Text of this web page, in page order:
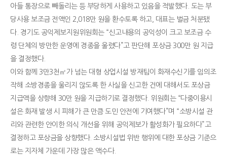
아들 통장으로 빼돌리는 등 부당하게 사용하고 있음을 적발했다. 도는 부
당사용 보조금 전액인 2,018만 원을 환수토록 하고, 대표는 벌금 처분됐
다. 경기도 공익제보지원위원회는 “신고내용의 공익성이 크고 보조금 수
령 단체의 방만한 운영에 경종을 울렸다”고 판단해 포상금 300만 원 지급
을 결정했다.
이와 함께 3만3천㎡가 넘는 대형 상업시설 방재팀이 화재수신기를 임의조
작해 소방경종을 울리지 않도록 한 사실을 신고한 건에 대해서도 포상금
지급액을 상향해 30만 원을 지급하기로 결정했다. 위원회는 “다중이용시
설은 화재 발생 시 피해가 큰 만큼 도민 안전에 기여했다”며 “소방시설 관
리와 관련한 안이한 의식 개선을 위해 공익제보가 활성화가 필요하다”고
결정하고 포상금을 상향했다. 소방시설법 위반 행위에 대한 포상금 기준으
로는 지자체 가운데 가장 많은 액수다.